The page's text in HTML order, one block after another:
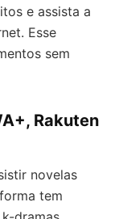
e assista a
Esse
sem
Rakuten
novelas
tem